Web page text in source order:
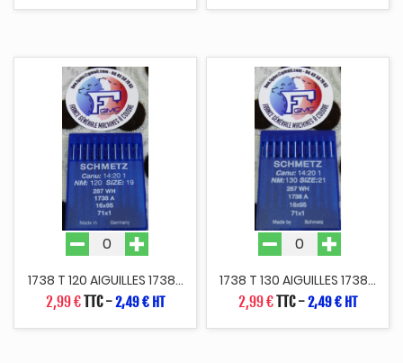
1738 T 120 AIGUILLES 1738...
2,99 €TTC-2,49 € HT
1738 T 130 AIGUILLES 1738...
2,99 €TTC-2,49 € HT